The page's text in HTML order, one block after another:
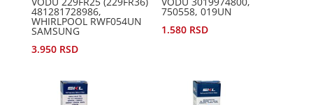
481281728986,
WHIRLPOOL RWF054UN
SAMSUNG
3.950 RSD
750558, 019UN
1.580 RSD